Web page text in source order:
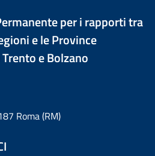
per i rapporti tra
e le Province
e Bolzano
Roma (RM)